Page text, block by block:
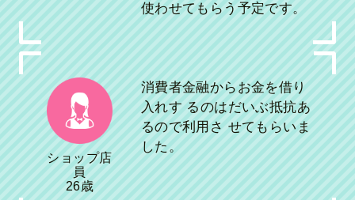
使わせてもらう予定です。
ショップ店
員
26歳
消費者金融からお金を借り
入れす るのはだいぶ抵抗あ
るので利用さ せてもらいま
した。